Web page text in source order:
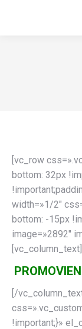
[vc_row
bottom: 32px
width=»1/2″
bottom: -15px
image=»2892″
[vc_column_text]
[/
!important;}»